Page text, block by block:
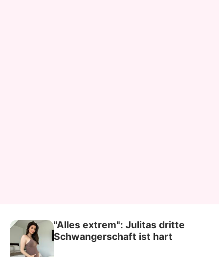
"Alles extrem": Julitas dritte
Schwangerschaft ist hart